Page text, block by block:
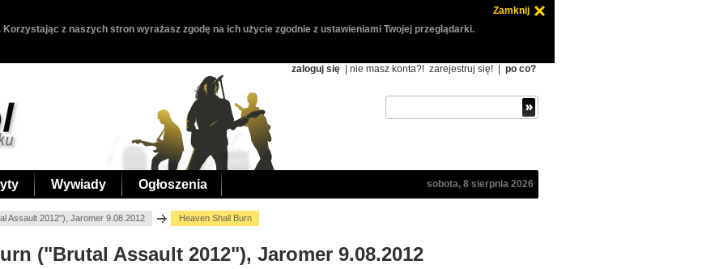
Zamknij
z naszych stron wyrażasz zgodę na ich użycie zgodnie z ustawieniami Twojej przeglądarki.
zaloguj się | nie masz konta?! zarejestruj się! po co?
Wywiady Ogłoszenia sobota, 8 sierpnia 2026
Assault 2012"), Jaromer 9.08.2012 Heaven Shall Burn
("Brutal Assault 2012"), Jaromer 9.08.2012